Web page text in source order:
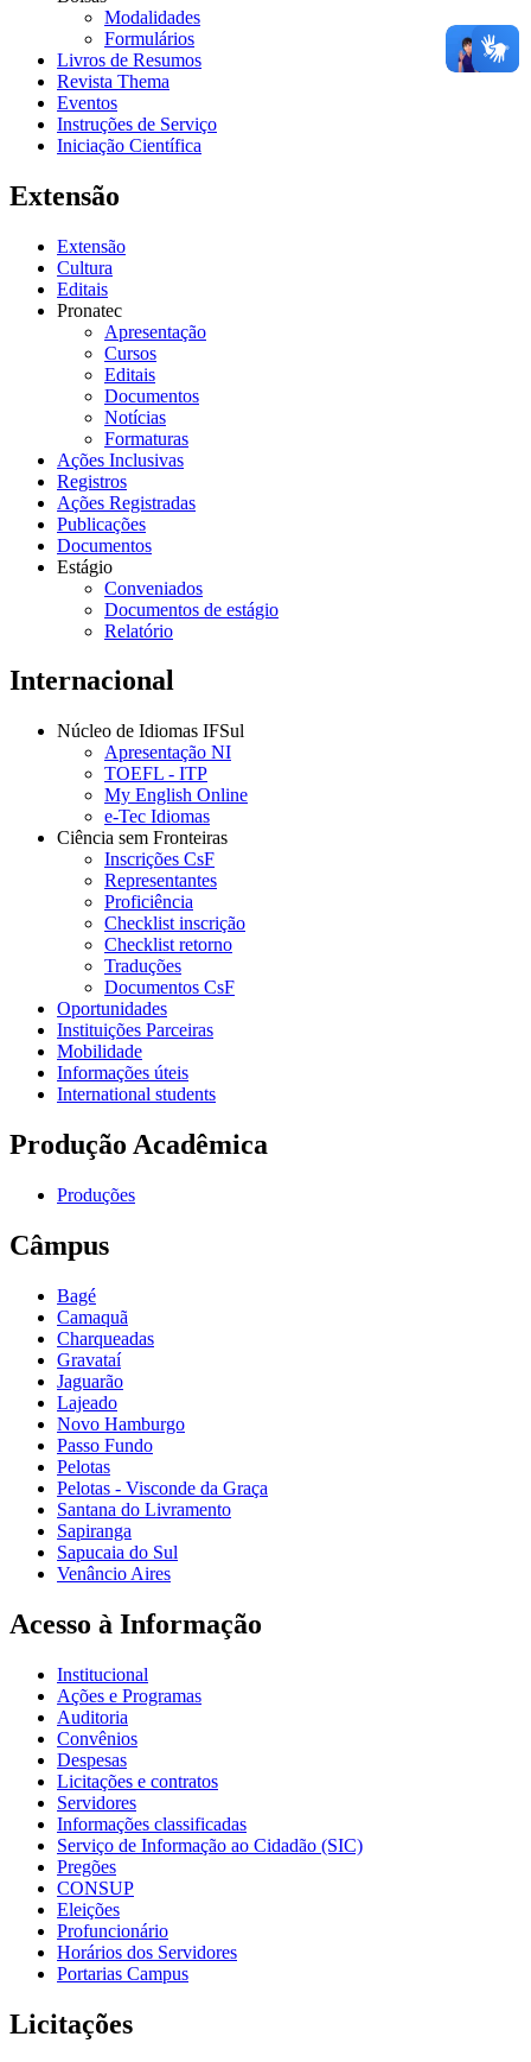
Modalidades
Formulários
Livros de Resumos
Revista Thema
Eventos
Instruções de Serviço
Iniciação Científica
Extensão
Extensão
Cultura
Editais
Pronatec
Apresentação
Cursos
Editais
Documentos
Notícias
Formaturas
Ações Inclusivas
Registros
Ações Registradas
Publicações
Documentos
Estágio
Conveniados
Documentos de estágio
Relatório
Internacional
Núcleo de Idiomas IFSul
Apresentação NI
TOEFL - ITP
My English Online
e-Tec Idiomas
Ciência sem Fronteiras
Inscrições CsF
Representantes
Proficiência
Checklist inscrição
Checklist retorno
Traduções
Documentos CsF
Oportunidades
Instituições Parceiras
Mobilidade
Informações úteis
International students
Produção Acadêmica
Produções
Câmpus
Bagé
Camaquã
Charqueadas
Gravataí
Jaguarão
Lajeado
Novo Hamburgo
Passo Fundo
Pelotas
Pelotas - Visconde da Graça
Santana do Livramento
Sapiranga
Sapucaia do Sul
Venâncio Aires
Acesso à Informação
Institucional
Ações e Programas
Auditoria
Convênios
Despesas
Licitações e contratos
Servidores
Informações classificadas
Serviço de Informação ao Cidadão (SIC)
Pregões
CONSUP
Eleições
Profuncionário
Horários dos Servidores
Portarias Campus
Licitações